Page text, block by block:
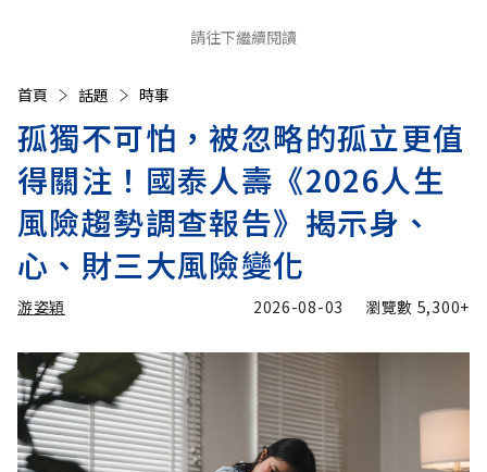
請往下繼續閱讀
首頁 話題 時事
孤獨不可怕，被忽略的孤立更值
得關注！國泰人壽《2026人生
風險趨勢調查報告》揭示身、
心、財三大風險變化
游姿穎 2026-08-03 瀏覽數 5,300+